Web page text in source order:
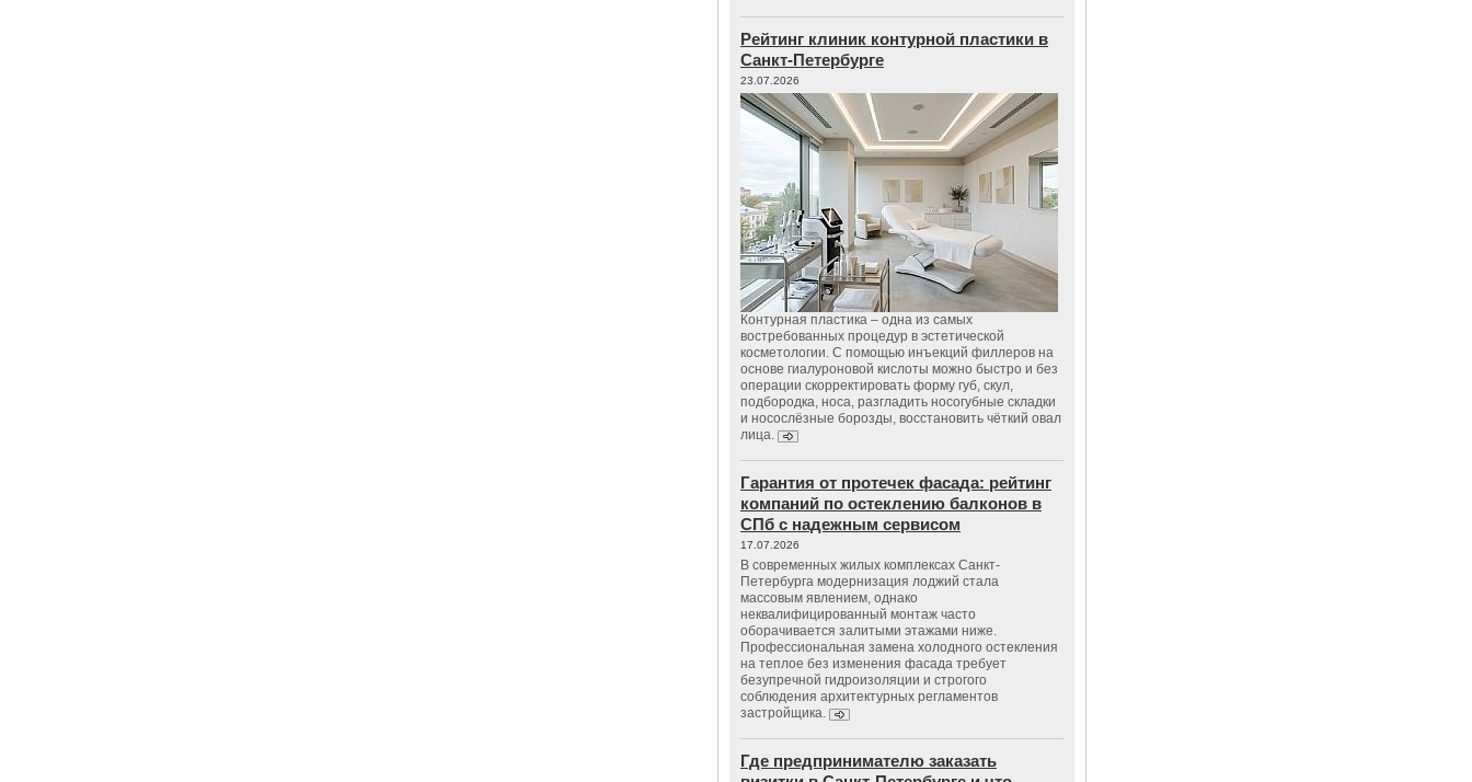
Рейтинг клиник контурной пластики в
Санкт-Петербурге
23.07.2026
Контурная пластика – одна из самых
востребованных процедур в эстетической
косметологии. С помощью инъекций филлеров на
основе гиалуроновой кислоты можно быстро и без
операции скорректировать форму губ, скул,
подбородка, носа, разгладить носогубные складки
и носослёзные борозды, восстановить чёткий овал
лица.
Гарантия от протечек фасада: рейтинг
компаний по остеклению балконов в
СПб с надежным сервисом
17.07.2026
В современных жилых комплексах Санкт-
Петербурга модернизация лоджий стала
массовым явлением, однако
неквалифицированный монтаж часто
оборачивается залитыми этажами ниже.
Профессиональная замена холодного остекления
на теплое без изменения фасада требует
безупречной гидроизоляции и строгого
соблюдения архитектурных регламентов
застройщика.
Где предпринимателю заказать